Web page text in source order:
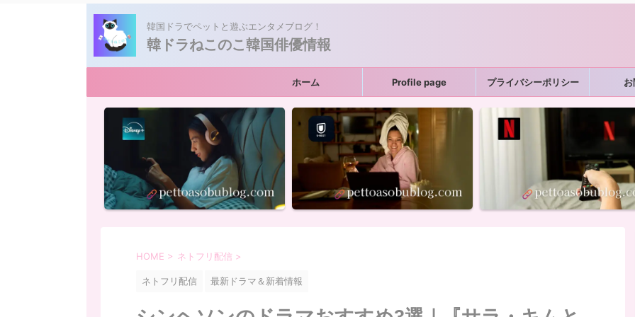
韓国ドラでペットと遊ぶエンタメブログ！
韓ドラねこのこ韓国俳優情報
ホーム Profile page プライバシーポリシー
HOME > ネトフリ配信 >
ネトフリ配信 最新ドラマ＆新着情報